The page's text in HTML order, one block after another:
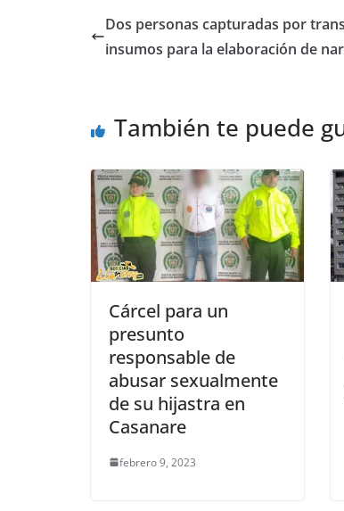
e
b
k
s
A
e
n
e
Dos personas capturadas por
insumos para la elaboración de
También te puede
Cárcel para un
presunto
responsable de
abusar sexualmente
de su hijastra en
Casanare
febrero 9, 2023